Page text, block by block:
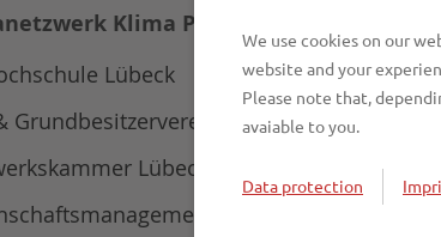
Klima Pro Lübeck engagieren
Lübeck
Grundbesitzerverein e. V.
Lübeck
Lübeck
We use cookies on our
website and your
Please note that,
avaiable to you.
Data protection